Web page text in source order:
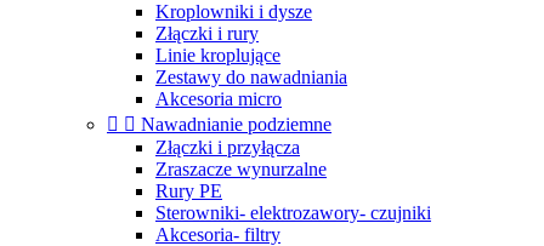
Kroplowniki i dysze
Złączki i rury
Linie kroplujące
Zestawy do nawadniania
Akcesoria micro
  Nawadnianie podziemne
Złączki i przyłącza
Zraszacze wynurzalne
Rury PE
Sterowniki- elektrozawory- czujniki
Akcesoria- filtry